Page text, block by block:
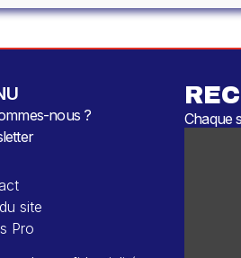
nous ?
site
Pro
Chaque